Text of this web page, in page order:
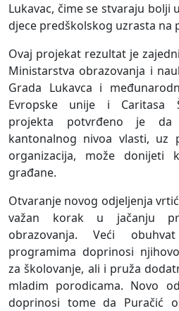
Lukavac, čime se stvaraju bolji
djece predškolskog uzrasta na
Ovaj projekat rezultat je
Ministarstva obrazovanja i
Grada Lukavca i
Evropske unije i Caritasa
projekta potvrđeno je
kantonalnog nivoa vlasti, uz
organizacija, može donijeti
građane.
Otvaranje novog odjeljenja
važan korak u jačanju
obrazovanja. Veći
programima doprinosi
za školovanje, ali i pruža
mladim porodicama. Novo
doprinosi tome da Puračić